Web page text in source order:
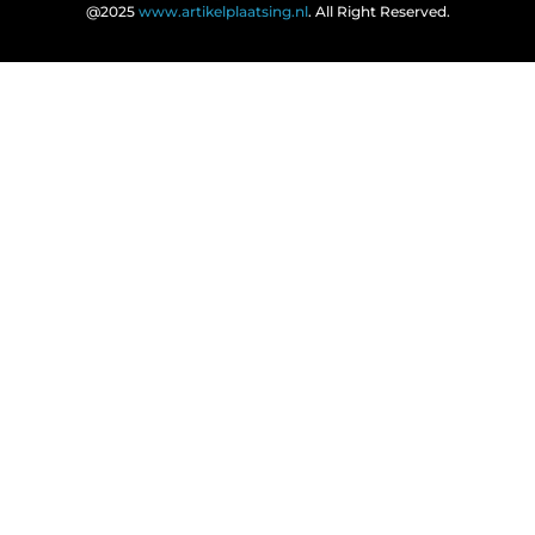
@2025 www.artikelplaatsing.nl. All Right Reserved.